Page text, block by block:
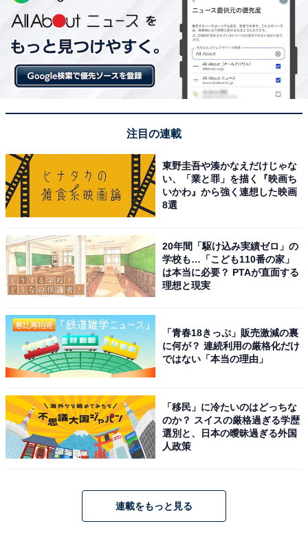
い事はしていませんでしたが、漢字の勉強は家でさ
せていました。3年生で漢字検定5級を取得しまし
た」（男の子母 Dさん）
直前まで定期的に通っていました。習い事というよ
で帰ってくるとすっきりした表情をしていることが
多かったです。勉強中心の生活の中で、数少ない気
分転換になっていたようで、とてもよかったかな
6年生になると勉強に専念するためにすべての習い事を
辞めるイメージがありますが、気分転換や運動不足解消
のために直前まで運動系の習い事を続けた例もあるよう
です。受験には体力が必要だという考えから、バレエを
6年生まで続けさせたという女の子母の声もありまし
た。
注目の連載
東野圭吾や湊かなえだけじゃな
い、「業と罪」を描く『映画ち
いかわ』から強く連想した映画
8選
20年間「駆け込み実績ゼロ」の
学校も…「こども110番の家」
は本当に必要？ PTAが直面する
理想と現実
「青春18きっぷ」販売激減の裏
に何が？ 連続利用の厳格化だけ
ではない「本当の理由」
「移民」に冷たいのはどっちな
のか？ スイスの厳格過ぎる学歴
選別と、日本の曖昧過ぎる外国
人政策
連載をもっと見る